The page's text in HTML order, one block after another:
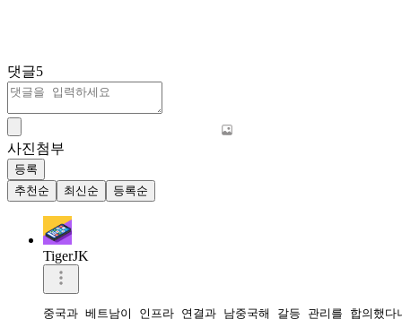
댓글5
사진첨부
등록
추천순
최신순 등록순
TigerJK
중국과 베트남이 인프라 연결과 남중국해 갈등 관리를 합의했